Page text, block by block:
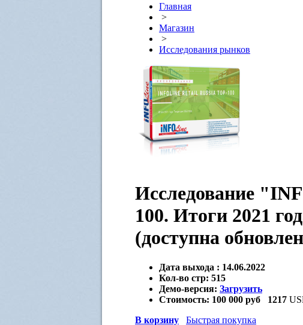
Главная
>
Магазин
>
Исследования рынков
Исследование
100. Итоги 2021
(доступна
Дата выхода : 14.06.2022
Кол-во стр: 515
Демо-версия: Загрузить
Стоимость: 100 000 руб 1217
В корзину
Быстрая покупка